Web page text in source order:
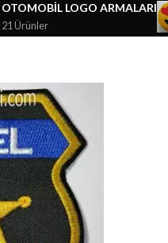
OTOMOBIL LOGO ARMALARI
21 Ürünler